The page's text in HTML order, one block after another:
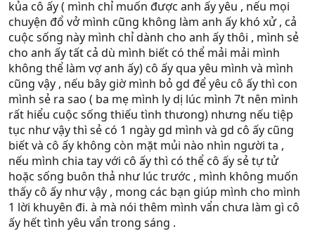
kủa cô ấy ( mình chỉ muốn được anh ấy yêu , nếu mọi
chuyện đổ vở mình cũng không làm anh ấy khó xử , cả
cuộc sống này mình chỉ dành cho anh ấy thôi , mình sẻ
cho anh ấy tất cả dù mình biết có thể mải mải mình
không thể làm vợ anh ấy) cô ấy qua yêu mình và mình
cũng vậy , nếu bây giờ mình bỏ gd để yêu cô ấy thì con
mình sẻ ra sao ( ba mẹ mình ly dị lúc mình 7t nên mình
rất hiểu cuộc sống thiếu tình thưong) nhưng nếu tiệp
tục như vậy thì sẻ có 1 ngày gd mình và gd cô ấy cũng
biết và cô ấy không còn mặt mủi nào nhìn người ta ,
nếu mình chia tay với cô ấy thì có thể cô ấy sẻ tự tử
hoặc sống buôn thả như lúc trước , mình không muốn
thấy cô ấy như vậy , mong các bạn giúp mình cho mình
1 lời khuyên đi. à mà nói thêm mình vẩn chưa làm gì cô
ấy hết tình yêu vẩn trong sáng .